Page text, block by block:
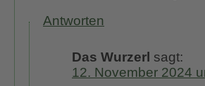
Antworten
Das Wurzerl sagt:
12. November 2024